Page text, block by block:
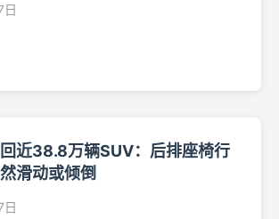
日
近38.8万辆SUV：后排座椅行
滑动或倾倒
日